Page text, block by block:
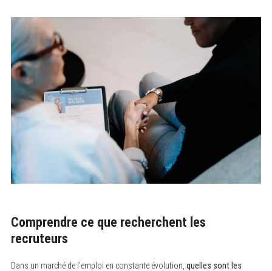
Comprendre ce que recherchent les
recruteurs
Dans un marché de l’emploi en constante évolution, quelles sont les